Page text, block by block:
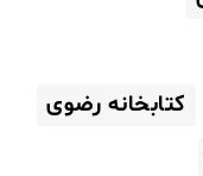
کتابخانه رضوی